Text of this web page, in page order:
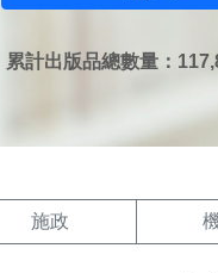
累計出版品總數量：
施政